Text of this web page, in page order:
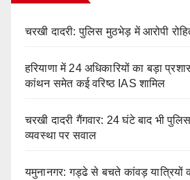
चरखी दादरी: पुलिस मुठभेड़ में आरोपी
हरियाणा में 24 अधिकारियों का बड़ा
कांथन समेत कई वरिष्ठ IAS शामिल
चरखी दादरी गैंगवार: 24 घंटे बाद भी
व्यवस्था पर सवाल
यमुनानगर: गड्ढे से बचते कांवड़ यात्रियों